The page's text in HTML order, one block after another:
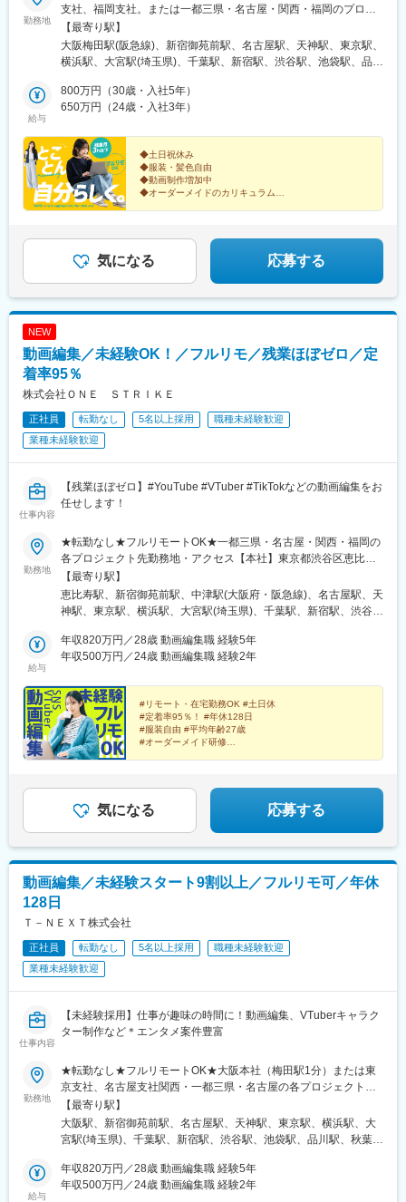
勤務地
支社、福岡支社。または一都三県・名古屋・関西・福岡のプロジ
ェクト先。■本社所在地大阪府大阪市北区万歳町4-12浪速ビル西館
8階■東京支社東京都新宿区新宿1‐9‐10■名古屋支社愛知県名古屋
市西区牛島町6-1名古屋ルーセントタワー■福岡支社福岡県福岡市
【アクセス】＜本社＞◆Osaka Metro谷町線「中崎町駅」より徒
歩1分◆Osaka Metro御堂筋線「梅田駅」より徒歩7分◆JR「大阪
◆丸の内線「新宿御苑前駅」より徒歩3分◆各線「新宿三丁目駅」
より徒歩10分＜名古屋支社＞◆各線「名古屋駅」徒歩5分＜福岡
支社＞◆地下鉄空港線「天神駅」地下直結◆地下鉄七隈線「天神
南駅」より徒歩5分◆西鉄天神大牟田線「西鉄福岡（天神）駅」よ
り徒歩6分
【最寄り駅】
大阪梅田駅(阪急線)、新宿御苑前駅、名古屋駅、天神駅、東京駅、
横浜駅、大宮駅(埼玉県)、千葉駅、新宿駅、渋谷駅、池袋駅、品川
高田馬場駅、西船橋駅、新大阪駅、淀屋橋駅、北浜駅(大阪府)、堺
筋本町駅、心斎橋駅、なんば駅(地下鉄)、京橋駅(大阪府)、大阪ビ
町駅、千里中央駅(大阪モノレール)、虎ノ門駅、みなとみらい駅、
さいたま新都心駅、浜松町駅、赤坂見附駅、永田町駅、有楽町
駅、金山駅(愛知県)、栄駅(愛知県)、新宿三丁目駅、亀島駅、西鉄
福岡駅、新高島駅、京成千葉駅、新宿駅(東京メトロ)、神泉駅、東
池袋駅、北品川駅、末広町駅(東京都)、汐留駅、三越前駅、乃木坂
駅、四ツ橋駅、ＪＲ難波駅、大阪城北詰駅、天王寺駅前駅、福島
駅(大阪府・阪神線)、新福島駅、大阪天満宮駅、千里中央駅(北大
駅(東京都)、国会議事堂前駅、日比谷駅、名鉄名古屋駅、矢場町駅
給与
800万円（30歳・入社5年）
650万円（24歳・入社3年）
◆土日祝休み
◆服装・髪色自由
◆動画制作増加中
◆オーダーメイドのカリキュラム
先輩たちの9割が未経験スタート！
あなたもWeb・クリエイティブ業界で活躍しませんか？
気になる 応募する
NEW
動画編集／未経験OK！／フルリモ／残業ほぼゼロ／定
着率95％
株式会社ＯＮＥ ＳＴＲＩＫＥ
正社員 転勤なし 5名以上採用
職種未経験歓迎
業種未経験歓迎
仕事内容
【残業ほぼゼロ】#YouTube #VTuber #TikTokなどの動画編集をお
任せします！
勤務地
★転勤なし★フルリモートOK★一都三県・名古屋・関西・福岡の
各プロジェクト先勤務地・アクセス【本社】東京都渋谷区恵比寿
西2-8-4 EX恵比寿西ビル5FJR山手線、埼京線、湘南新宿ライン、
東京メトロ日比谷線「恵比寿駅」より徒歩6分東急東横線「代官山
駅」より徒歩6分【新宿支社】東京都新宿区富久町16-15 新宿MY
線、副都心線「新宿三丁目駅」より徒歩8分【大阪支社】大阪府大
阪市北区大深町6-38JR各線「大阪駅」より徒歩7分大阪メトロ御
分【名古屋支社】愛知県名古屋市西区牛島町6-1 名古屋ルーセン
トタワー各線「名古屋駅」徒歩5分【福岡支社】福岡県福岡市中央
区天神1-14-18福岡市営地下鉄空港線「天神駅」直結七隈線「天神
南駅」徒歩5分西鉄天神大牟田線「西鉄福岡（天神）駅」徒歩6分
◎受動喫煙対策あり：オフィス内禁煙
【最寄り駅】
恵比寿駅、新宿御苑前駅、中津駅(大阪府・阪急線)、名古屋駅、天
神駅、東京駅、横浜駅、大宮駅(埼玉県)、千葉駅、新宿駅、渋谷
木駅、北千住駅、高田馬場駅、西船橋駅、新大阪駅、淀屋橋駅、
北浜駅(大阪府)、堺筋本町駅、心斎橋駅、なんば駅(地下鉄)、京橋
線)、中之島駅、南森町駅、千里中央駅(大阪モノレール)、虎ノ門
駅、みなとみらい駅、さいたま新都心駅、浜松町駅、赤坂見附
駅、永田町駅、有楽町駅、金山駅(愛知県)、栄駅(愛知県)、代官山
駅、新宿三丁目駅、大阪梅田駅(阪急線)、亀島駅、西鉄福岡駅、新
高島駅、京成千葉駅、新宿駅(東京メトロ)、神泉駅、東池袋駅、北
田駅、京成西船駅、東淀川駅、大江橋駅、なにわ橋駅、四ツ橋
駅、ＪＲ難波駅、大阪城北詰駅、天王寺駅前駅、福島駅(大阪府・
駅、栄町駅(千葉県)、新宿西口駅、高輪ゲートウェイ駅、岩本町
駅、内幸町駅、茅場町駅、六本木一丁目駅、肥後橋駅、長堀橋
国会議事堂前駅、日比谷駅、名鉄名古屋駅、矢場町駅
給与
年収820万円／28歳 動画編集職 経験5年
年収500万円／24歳 動画編集職 経験2年
#リモート・在宅勤務OK #土日休
#定着率95％！ #年休128日
#服装自由 #平均年齢27歳
#オーダーメイド研修
気になる 応募する
動画編集／未経験スタート9割以上／フルリモ可／年休
128日
Ｔ－ＮＥＸＴ株式会社
正社員 転勤なし 5名以上採用
職種未経験歓迎
業種未経験歓迎
仕事内容
【未経験採用】仕事が趣味の時間に！動画編集、VTuberキャラク
ター制作など＊エンタメ案件豊富
勤務地
★転勤なし★フルリモートOK★大阪本社（梅田駅1分）または東
京支社、名古屋支社関西・一都三県・名古屋の各プロジェクト先
◆勤務地・アクセス【本社】大阪府大阪市北区梅田2丁目2-2ヒル
トンプラザウエスト オフィスタワー 19階阪急線「梅田駅」徒歩5
分【東京支社】東京都新宿区新宿１-9-10丸の内線「新宿御苑前
県名古屋市西区牛島町6-1 名古屋ルーセントタワー各線「名古屋
駅」徒歩5分【福岡支社】福岡県福岡市中央区天神1-14-18福岡市
【最寄り駅】
大阪駅、新宿御苑前駅、名古屋駅、天神駅、東京駅、横浜駅、大
宮駅(埼玉県)、千葉駅、新宿駅、渋谷駅、池袋駅、品川駅、秋葉原
駅、西船橋駅、新大阪駅、淀屋橋駅、北浜駅(大阪府)、堺筋本町
駅、心斎橋駅、なんば駅(地下鉄)、京橋駅(大阪府)、大阪ビジネス
給与
年収820万円／28歳 動画編集職 経験5年
年収500万円／24歳 動画編集職 経験2年